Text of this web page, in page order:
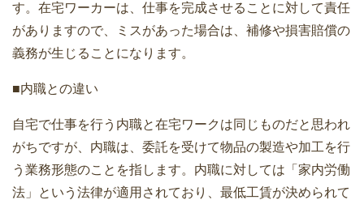
す。在宅ワーカーは、仕事を完成させることに対して責任
がありますので、ミスがあった場合は、補修や損害賠償の
義務が生じることになります。
■内職との違い
自宅で仕事を行う内職と在宅ワークは同じものだと思われ
がちですが、内職は、委託を受けて物品の製造や加工を行
う業務形態のことを指します。内職に対しては「家内労働
法」という法律が適用されており、最低工賃が決められて